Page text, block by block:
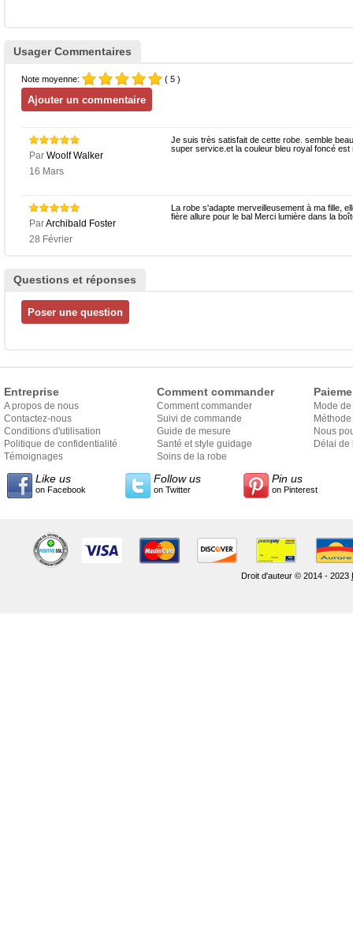
Usager Commentaires
Note moyenne: ( 5 )
Par Woolf Walker
16 Mars
Je suis très satisfait de cette robe. semble
super service.et la couleur bleu royal foncé est
ParArchibald Foster
28 Février
La robe s'adapte merveilleusement à ma fille,
fière allure pour le bal Merci lumière dans la
Questions et réponses
Entreprise
A propos de nous
Contactez-nous
Conditions d'utilisation
Politique de confidentialité
Témoignages
Comment commander
Comment commander
Suivi de commande
Guide de mesure
Santé et style guidage
Soins de la robe
Mode
Nous
Délai de
Like us
on Facebook
Follow us
on Twitter
Pin us
on Pinterest
Droit d'auteur © 2014 - 2023